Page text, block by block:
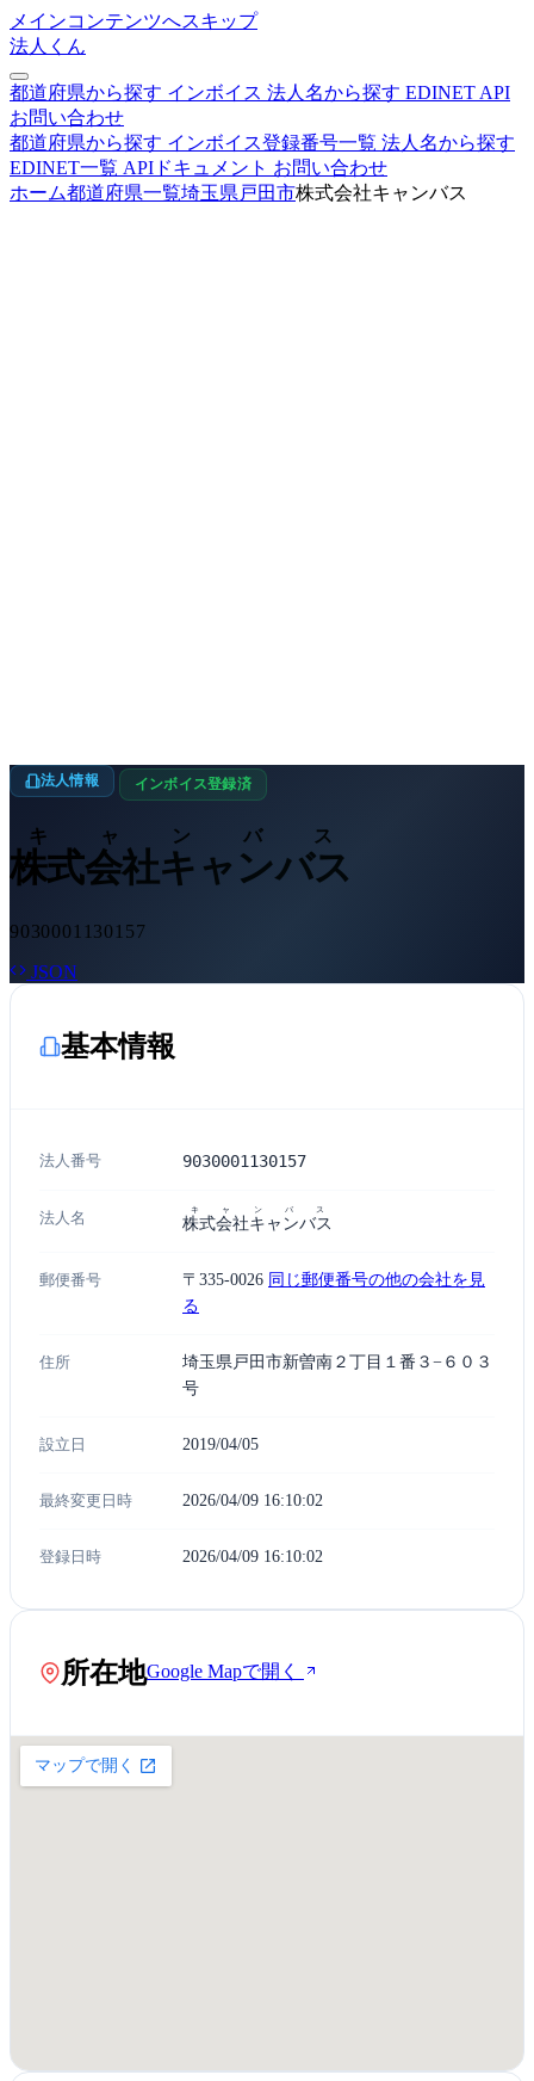
メインコンテンツへスキップ
法人くん
都道府県から探す インボイス 法人名から探す EDINET API
お問い合わせ
都道府県から探す インボイス登録番号一覧 法人名から探す
EDINET一覧 APIドキュメント お問い合わせ
ホーム都道府県一覧埼玉県 戸田市株式会社キャンバス
法人情報 インボイス登録済
株式会社キャンバス
キャンバス
9030001130157
JSON
基本情報
法人番号 9030001130157
法人名 株式会社キャンバス
キャンバス
郵便番号 〒335-0026 同じ郵便番号の他の会社を見
る
住所
埼玉県戸田市新曽南２丁目１番３−６０３
号
設立日 2019/04/05
最終変更日時 2026/04/09 16:10:02
登録日時 2026/04/09 16:10:02
所在地Google Mapで開く